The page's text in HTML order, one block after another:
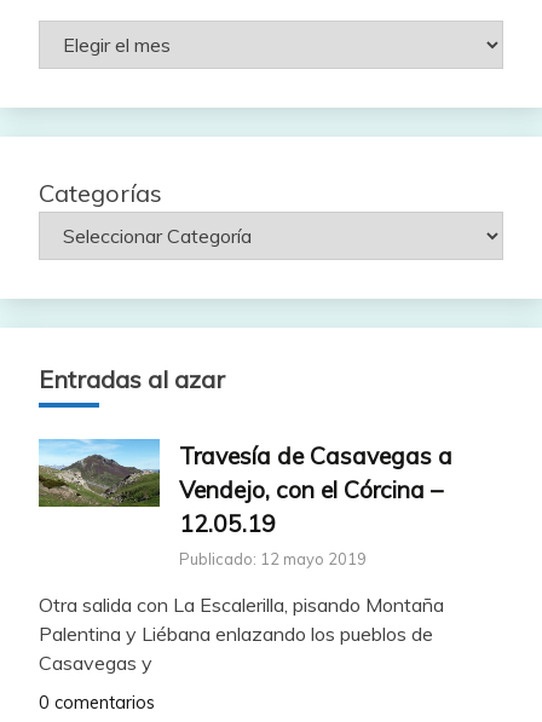
Rutas
Categorías
Entradas al azar
Travesía de Casavegas a
Vendejo, con el Córcina –
12.05.19
Publicado: 12 mayo 2019
Otra salida con La Escalerilla, pisando Montaña
Palentina y Liébana enlazando los pueblos de
Casavegas y
0 comentarios